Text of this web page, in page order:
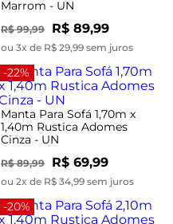
Marrom - UN
R$ 99,99 R$ 89,99
ou 3x de R$ 29,99 sem juros
-22%
Manta Para Sofá 1,70m x
1,40m Rustica Adomes
Cinza - UN
R$ 89,99 R$ 69,99
ou 2x de R$ 34,99 sem juros
-20%